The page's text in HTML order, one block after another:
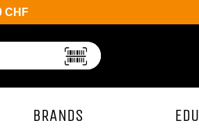
CHF
BRANDS